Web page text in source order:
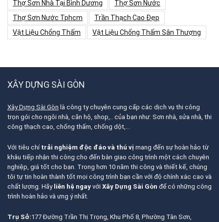
Thợ Sơn Nhà Tại Bình Dương
Thợ Sơn Nước
Thợ Sơn Nước Tphcm
Trần Thạch Cao Đẹp
Vật Liệu Chống Thấm
Vật Liệu Chống Thấm Sân Thượng
XÂY DỰNG SÀI GÒN
Xây Dựng Sài Gòn là công ty chuyên cung cấp các dịch vụ thi công
trọn gói cho ngôi nhà, căn hộ, shop,.. của bạn như: Sơn nhà, sửa nhà, thi
công thạch cao, chống thấm, chống dột,…
Với tiêu chí trải nghiệm độc đáo và thú vị mang đến sự hoàn hảo từ
khâu tiếp nhận thi công cho đến bàn giao công trình một cách chuyên
nghiệp, giá tốt cho bạn. Trong hơn 10 năm thi công và thiết kế, chúng
tôi tự tin hoàn thành tốt mọi công trình bạn cần với độ chính xác cao và
chất lượng. Hãy liên hệ ngay với Xây Dựng Sài Gòn để có những công
trình hoàn hảo và ưng ý nhất.
Trụ Sở:177 Đường Trần Thị Trọng, Khu Phố 8, Phường Tân Sơn,